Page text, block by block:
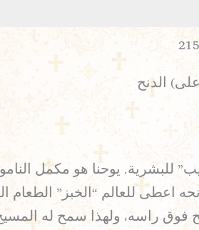
215
الدنح
للبشرية. يوحنا هو مكمل
اعطى للعالم “الخبز”
فوق راسه، ولهذا سمح له